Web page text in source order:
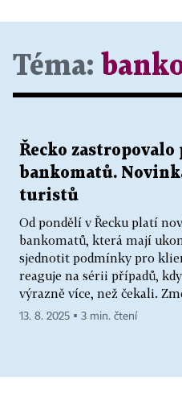
Téma:
Řecko
bankomatů.
turistů
Od pondělí v Řecku platí
bankomatů, která mají
sjednotit podmínky pro
reaguje na sérii případů,
výrazně více, než čekali.
13. 8. 2025 ▪ 3 min. čtení